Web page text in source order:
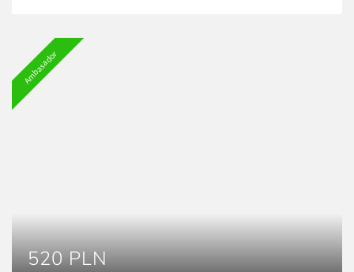
Ambasador
520 PLN